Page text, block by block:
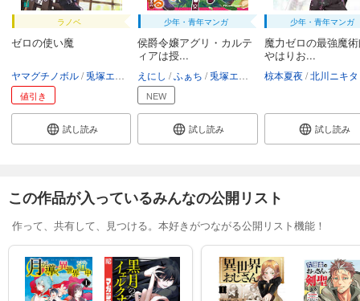
ラノベ
ゼロの使い魔
ヤマグチノボル 兎塚エイジ
値引き
試し読み
少年・青年マンガ
侯爵令嬢アグリ・カルテ
ィアは授...
えにし ふぁち 兎塚エイジ
NEW
試し読み
少年・青年マンガ
魔力ゼロの最強魔
やはりお...
椋本夏夜 北川ニキタ
試し読み
この作品が入っているみんなの公開リスト
作って、共有して、見つける。本好きがつながる公開リスト機能！